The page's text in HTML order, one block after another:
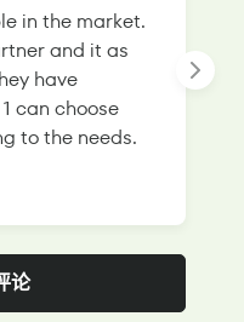
in the market.
and it as
have
can choose
to the needs.
论